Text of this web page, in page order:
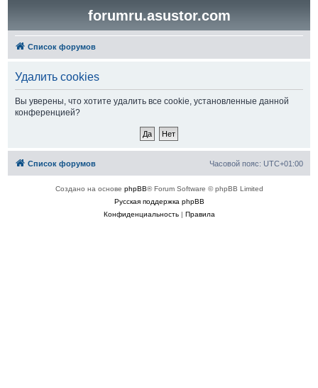
forumru.asustor.com
Список форумов
Удалить cookies
Вы уверены, что хотите удалить все cookie, установленные данной
конференцией?
Список форумов Часовой пояс: UTC+01:00
Создано на основе phpBB® Forum Software © phpBB Limited
Русская поддержка phpBB
Конфиденциальность| Правила